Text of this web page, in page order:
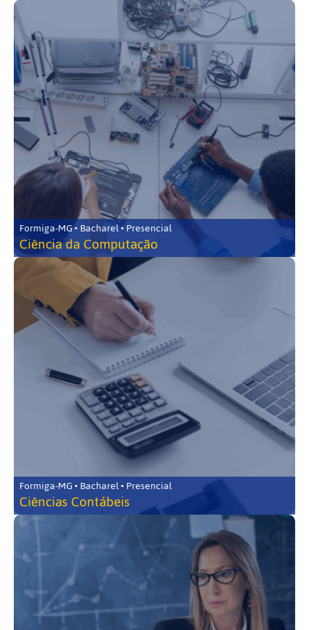
Formiga-MG • Bacharel • Presencial
Ciência da Computação
Formiga-MG • Bacharel • Presencial
Ciências Contábeis